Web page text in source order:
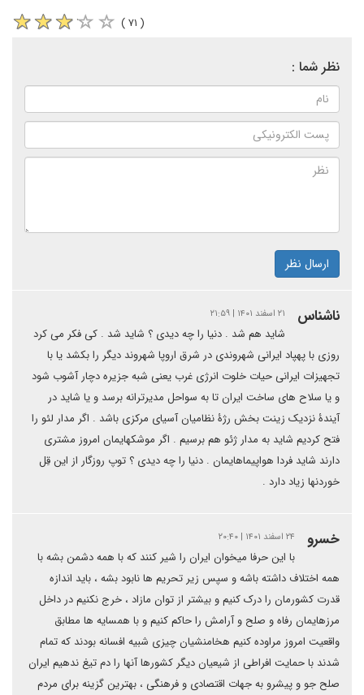
( ۷۱ )
نظر شما :
ارسال نظر
ناشناس ۲۱ اسفند ۱۴۰۱ | ۲۱:۵۹
شاید هم شد . دنیا را چه دیدی ؟ شاید شد . کی فکر می کرد
روزی با پهپاد ایرانی شهروندی در شرق اروپا شهروند دیگر را بکشد یا با
تجهیزات ایرانی حیات خلوت انرژی غرب یعنی شبه جزیره دچار آشوب شود
و یا سلاح های ساخت ایران تا به سواحل مدیرترانه برسد و یا شاید در
آیندۀ نزدیک زینت بخش رژۀ نظامیان آسیای مرکزی باشد . اگر مدار لئو را
فتح کردیم شاید به مدار ژئو هم برسیم . اگر موشکهایمان امروز مشتری
دارند شاید فردا هواپیماهایمان . دنیا را چه دیدی ؟ توپ روزگار از این قِل
خوردنها زیاد دارد .
خسرو ۲۴ اسفند ۱۴۰۱ | ۲۰:۴۰
با این حرفا میخوان ایران را شیر کنند که با همه دشمن بشه با
همه اختلاف داشته باشه و سپس زیر تحریم ها نابود بشه ، باید اندازه
قدرت کشورمان را درک کنیم و بیشتر از توان مازاد ، خرج نکنیم در داخل
مرزهایمان رفاه و صلح و آرامش را حاکم کنیم و با همسایه ها مطابق
واقعیت امروز مراوده کنیم هخامنشیان چیزی شبیه افسانه بودند که تمام
شدند با حمایت افراطی از شیعیان دیگر کشورها آنها را دم تیغ ندهیم ایران
صلح جو و پیشرو به جهات اقتصادی و فرهنگی ، بهترین گزینه برای مردم